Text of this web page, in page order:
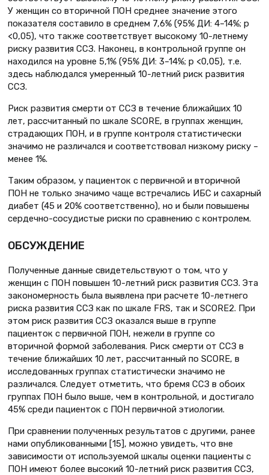
У женщин со вторичной ПОН среднее значение этого
показателя составило в среднем 7,6% (95% ДИ: 4–14%; p
<0,05), что также соответствует высокому 10-летнему
риску развития ССЗ. Наконец, в контрольной группе он
находился на уровне 5,1% (95% ДИ: 3–14%; p <0,05), т.е.
здесь наблюдался умеренный 10-летний риск развития
ССЗ.
Риск развития смерти от ССЗ в течение ближайших 10
лет, рассчитанный по шкале SCORE, в группах женщин,
страдающих ПОН, и в группе контроля статистически
значимо не различался и соответствовал низкому риску –
менее 1%.
Таким образом, у пациенток с первичной и вторичной
ПОН не только значимо чаще встречались ИБС и сахарный
диабет (45 и 20% соответственно), но и были повышены
сердечно-сосудистые риски по сравнению с контролем.
ОБСУЖДЕНИЕ
Полученные данные свидетельствуют о том, что у
женщин с ПОН повышен 10-летний риск развития ССЗ. Эта
закономерность была выявлена при расчете 10-летнего
риска развития ССЗ как по шкале FRS, так и SCORE2. При
этом риск развития ССЗ оказался выше в группе
пациенток с первичной ПОН, нежели в группе со
вторичной формой заболевания. Риск смерти от ССЗ в
течение ближайших 10 лет, рассчитанный по SCORE, в
исследованных группах статистически значимо не
различался. Следует отметить, что бремя ССЗ в обоих
группах ПОН было выше, чем в контрольной, и достигало
45% среди пациенток с ПОН первичной этиологии.
При сравнении полученных результатов с другими, ранее
нами опубликованными [15], можно увидеть, что вне
зависимости от используемой шкалы оценки пациенты с
ПОН имеют более высокий 10-летний риск развития ССЗ,